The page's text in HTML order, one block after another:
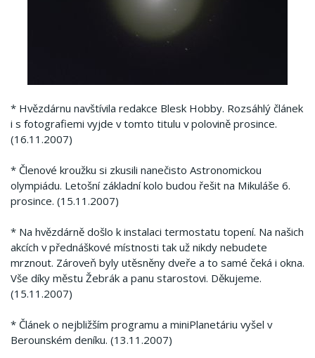
* Hvězdárnu navštívila redakce Blesk Hobby. Rozsáhlý článek
i s fotografiemi vyjde v tomto titulu v polovině prosince.
(16.11.2007)
* Členové kroužku si zkusili nanečisto Astronomickou
olympiádu. Letošní základní kolo budou řešit na Mikuláše 6.
prosince. (15.11.2007)
* Na hvězdárně došlo k instalaci termostatu topení. Na našich
akcích v přednáškové místnosti tak už nikdy nebudete
mrznout. Zároveň byly utěsněny dveře a to samé čeká i okna.
Vše díky městu Žebrák a panu starostovi. Děkujeme.
(15.11.2007)
* Článek o nejbližším programu a miniPlanetáriu vyšel v
Berounském deníku. (13.11.2007)